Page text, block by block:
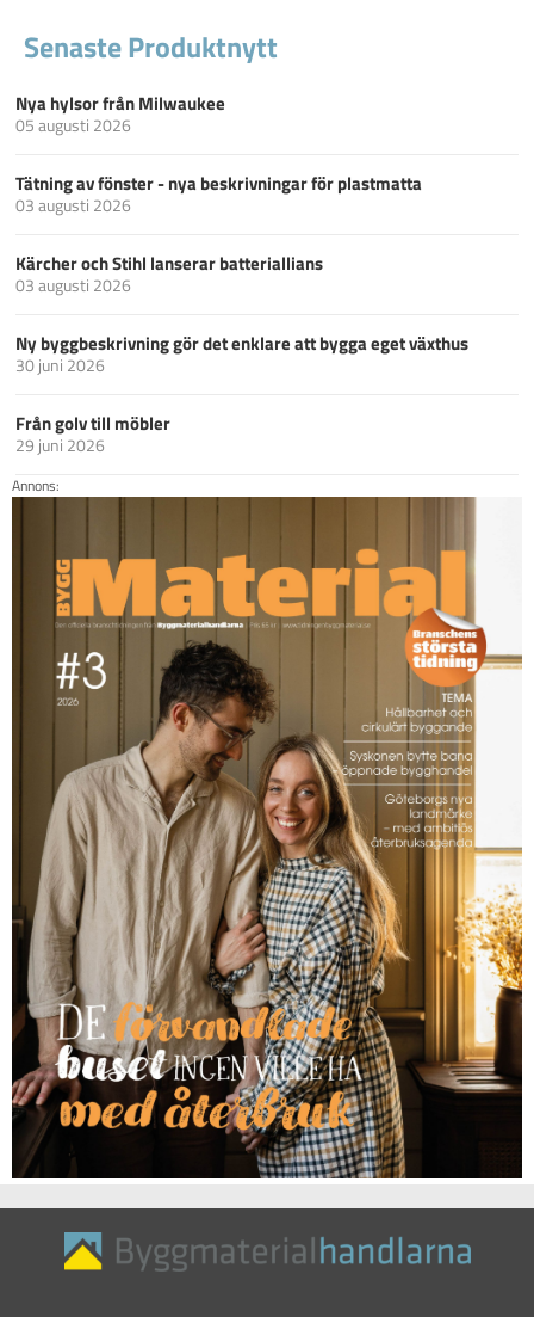
Senaste Produktnytt
Nya hylsor från Milwaukee
05 augusti 2026
Tätning av fönster - nya beskrivningar för plastmatta
03 augusti 2026
Kärcher och Stihl lanserar batteriallians
03 augusti 2026
Ny byggbeskrivning gör det enklare att bygga eget växthus
30 juni 2026
Från golv till möbler
29 juni 2026
Annons: